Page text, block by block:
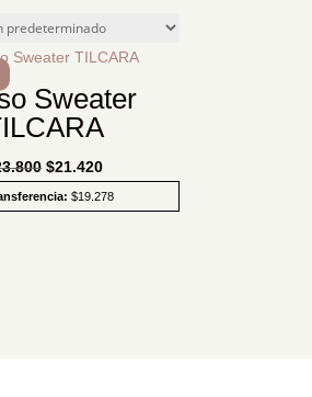
Sweater
El
precio
$21.420El
precio
$19.278